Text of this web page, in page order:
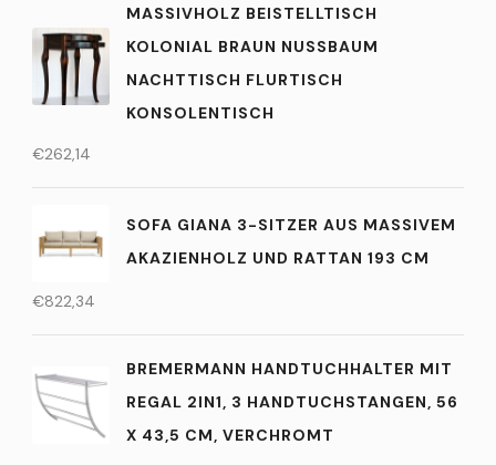
MASSIVHOLZ BEISTELLTISCH
KOLONIAL BRAUN NUSSBAUM N
ACHTTISCH FLURTISCH K
ONSOLENTISCH
€262,14
SOFA GIANA 3-SITZER AUS MASSIVEM
AKAZIENHOLZ UND RATTAN 193 CM
€822,34
BREMERMANN HANDTUCHHALTER MIT
REGAL 2IN1, 3 HANDTUCHSTANGEN, 56
X 43,5 CM, VERCHROMT